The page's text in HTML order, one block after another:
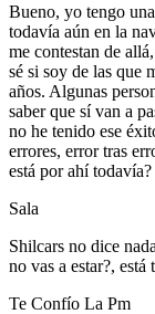
Bueno, yo tengo
todavía aún en la
me contestan de
sé si soy de las que
años. Algunas
saber que sí van a
no he tenido ese
errores, error tras
está por ahí todavía?
Sala
Shilcars no dice
no vas a estar?,
Te Confío La Pm